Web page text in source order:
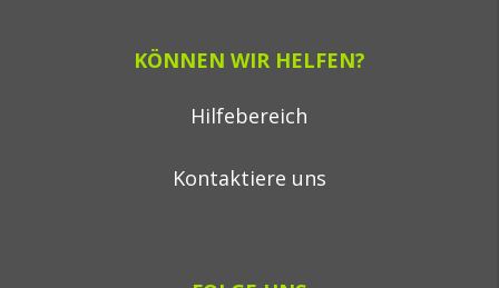
KÖNNEN WIR HELFEN?
Hilfebereich
Kontaktiere uns